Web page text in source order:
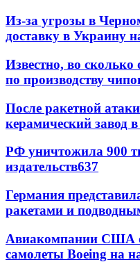
Из-за угрозы в
доставку в Украину
Известно, во сколько
по производству
После ракетной
керамический завод
РФ уничтожила 900
издательств637
Германия
ракетами и
Авиакомпании США
самолеты Boeing на